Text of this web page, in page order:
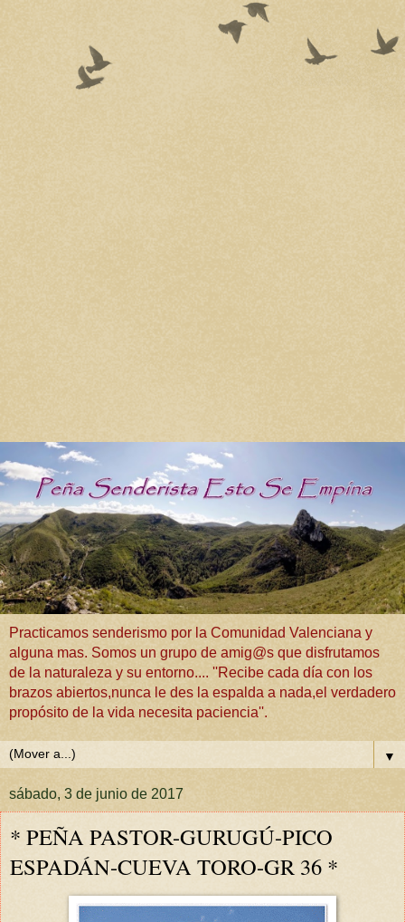
Practicamos senderismo por la Comunidad Valenciana y
alguna mas. Somos un grupo de amig@s que disfrutamos
de la naturaleza y su entorno.... ''Recibe cada día con los
brazos abiertos,nunca le des la espalda a nada,el verdadero
propósito de la vida necesita paciencia''.
▼
sábado, 3 de junio de 2017
* PEÑA PASTOR-GURUGÚ-PICO
ESPADÁN-CUEVA TORO-GR 36 *